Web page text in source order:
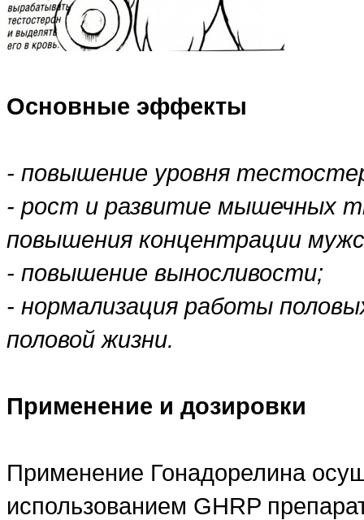
Основные эффекты
- повышение уровня
- рост и развитие мышечных
повышения концентрации
- повышение выносливости;
- нормализация работы
половой жизни.
Применение и дозировки
Применение Гонадорелина
использованием GHRP